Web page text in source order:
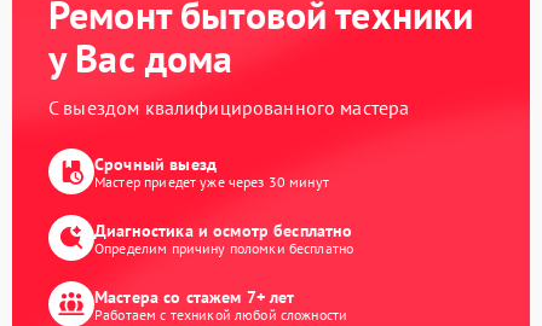
Ремонт бытовой техники
у Вас дома
С выездом квалифицированного мастера
Срочный выезд
Мастер приедет уже через 30 минут
Диагностика и осмотр бесплатно
Определим причину поломки бесплатно
Мастера со стажем 7+ лет
Работаем с техникой любой сложности